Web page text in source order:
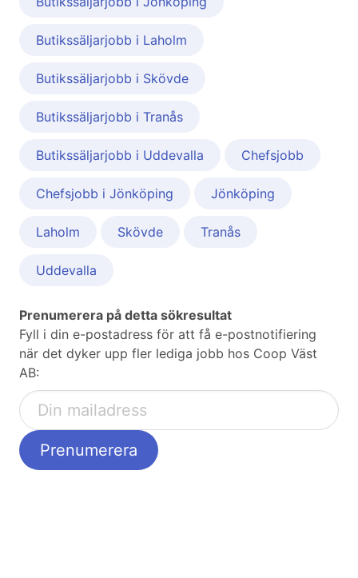
Butikssäljarjobb i Laholm
Butikssäljarjobb i Skövde
Butikssäljarjobb i Tranås
Butikssäljarjobb i Uddevalla Chefsjobb
Chefsjobb i Jönköping Jönköping
Laholm Skövde Tranås
Uddevalla
Prenumerera på detta sökresultat
Fyll i din e-postadress för att få e-postnotifiering
när det dyker upp fler lediga jobb hos Coop Väst
AB: